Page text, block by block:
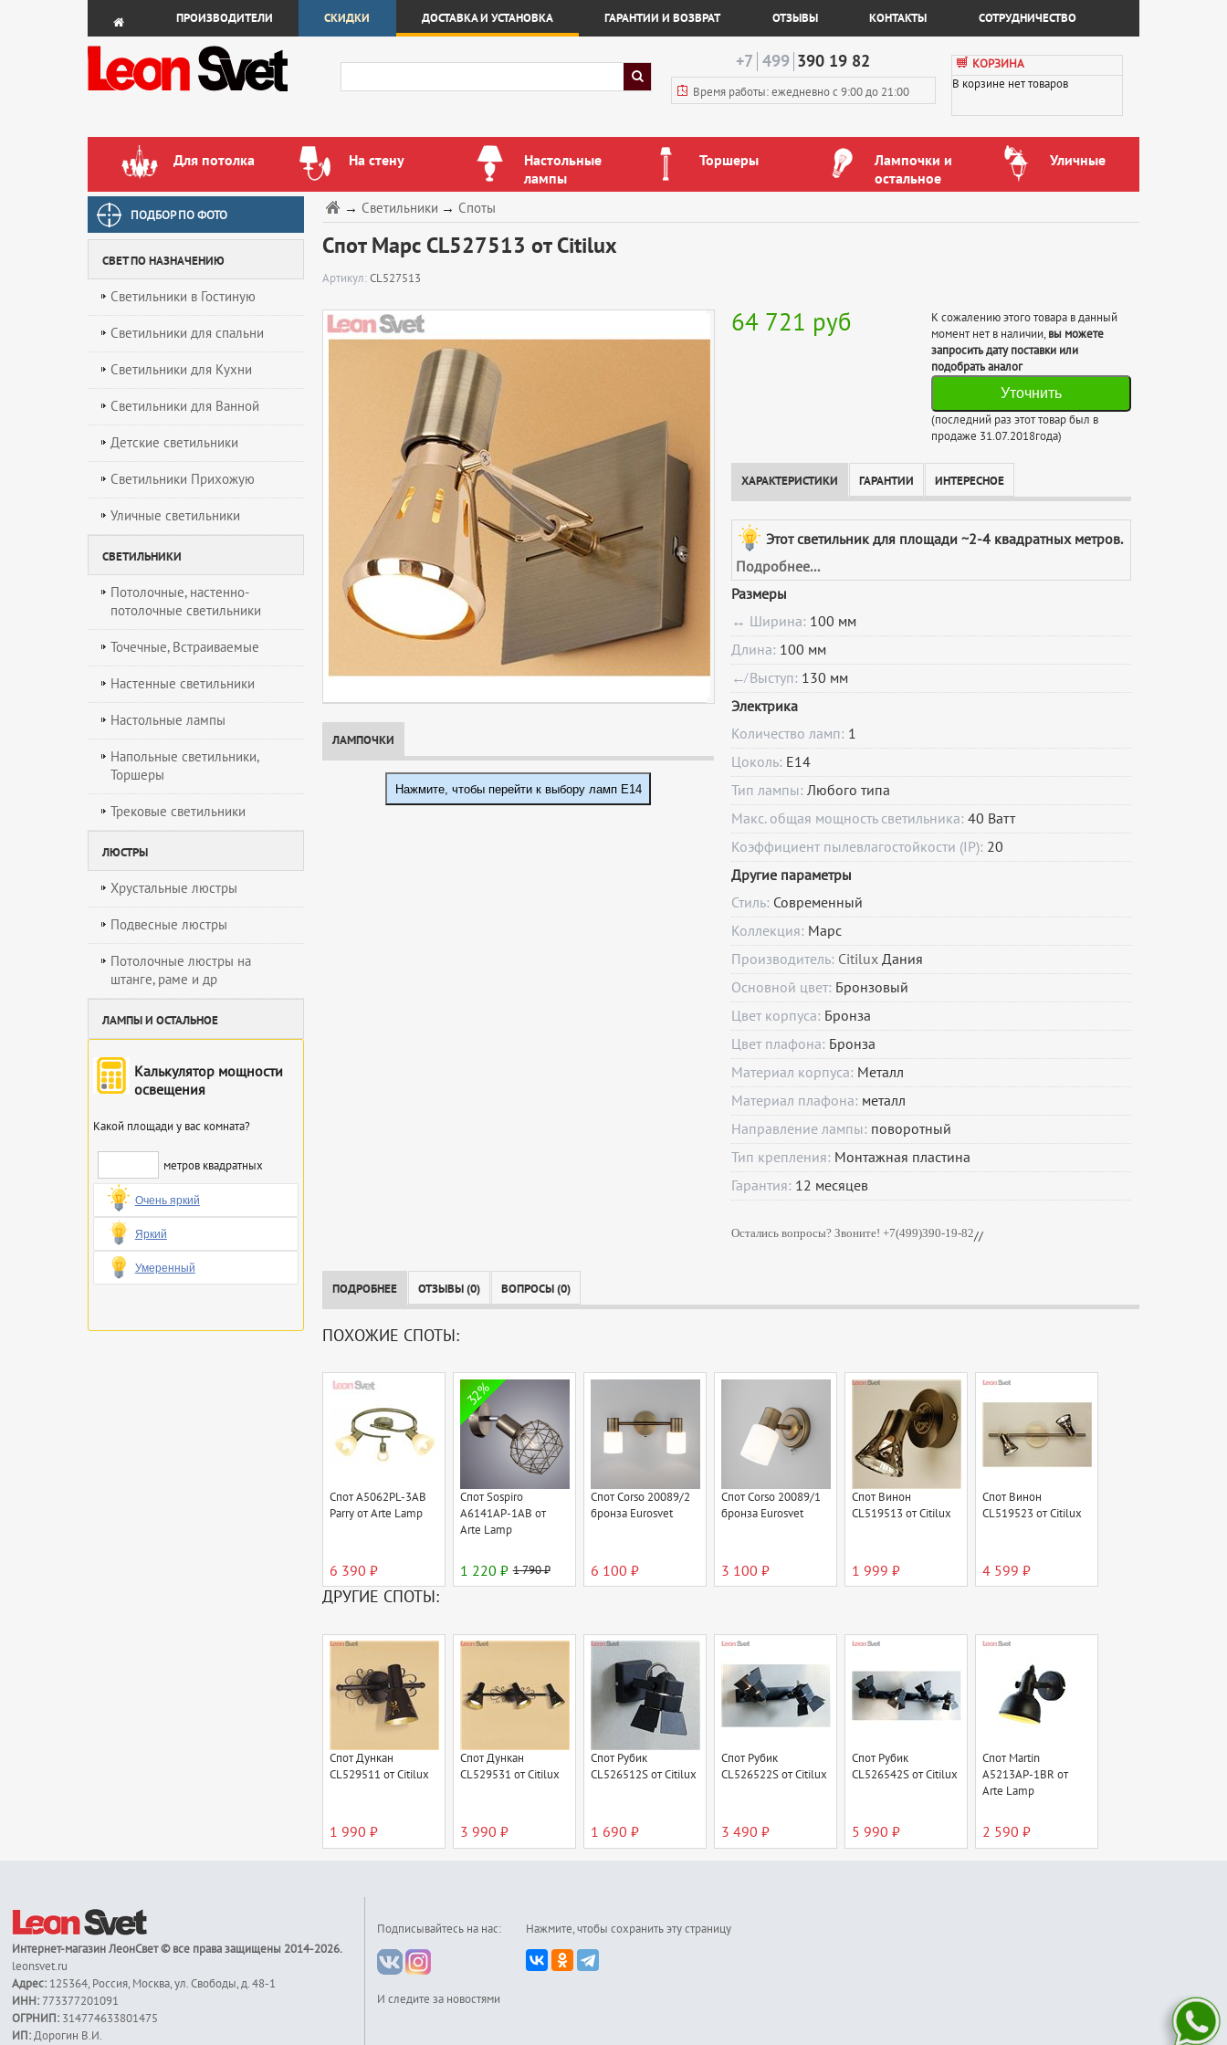
ПРОИЗВОДИТЕЛИ СКИДКИ ДОСТАВКА И УСТАНОВКА ГАРАНТИИ И ВОЗВРАТ ОТЗЫВЫ КОНТАКТЫ СОТРУДНИЧЕСТВО
+7 499 390 19 82
Время работы: ежедневнос 9:00 до 21:00
КОРЗИНА
В корзине нет товаров
Для потолка На стену
Настольные
лампы
Торшеры
Лампочки и
остальное
Уличные
ПОДБОР ПО ФОТО
СВЕТ ПО НАЗНАЧЕНИЮ
Светильники в Гостиную
Светильники для спальни
Светильники для Кухни
Светильники для Ванной
Детские светильники
Светильники Прихожую
Уличные светильники
СВЕТИЛЬНИКИ
Потолочные, настенно-
потолочные светильники
Точечные, Встраиваемые
Настенные светильники
Настольные лампы
Напольные светильники,
Торшеры
Трековые светильники
ЛЮСТРЫ
Хрустальные люстры
Подвесные люстры
Потолочные люстры на
штанге, раме и др
ЛАМПЫ И ОСТАЛЬНОЕ
Калькулятор мощности
освещения
Какой площади у вас комната?
метров квадратных
Очень яркий
Яркий
Умеренный
→ Споты
→ Светильники
Спот Марс CL527513 от Citilux
Артикул:CL527513
ЛАМПОЧКИ
Нажмите, чтобы перейти к выбору ламп E14
64 721 руб
К сожалению этого товара в данный
момент нет в наличии, вы можете
запросить дату поставки или
подобрать аналог
Уточнить
(последний раз этот товар был в
продаже 31.07.2018года)
ХАРАКТЕРИСТИКИ ГАРАНТИИ ИНТЕРЕСНОЕ
Этот светильник для площади ~2-4 квадратных метров.
Подробнее...
Размеры
↔ Ширина: 100 мм
Длина: 100 мм
↚ Выступ: 130 мм
Электрика
Количество ламп: 1
Цоколь: E14
Тип лампы: Любого типа
Макс. общая мощность светильника: 40 Ватт
Коэффициент пылевлагостойкости (IP): 20
Другие параметры
Стиль: Современный
Коллекция: Марс
Производитель: CitiluxДания
Основной цвет: Бронзовый
Цвет корпуса: Бронза
Цвет плафона: Бронза
Материал корпуса: Металл
Материал плафона: металл
Направление лампы: поворотный
Тип крепления: Монтажная пластина
Гарантия: 12 месяцев
Остались вопросы? Звоните! +7(499)390-19-82//
ПОДРОБНЕЕ ОТЗЫВЫ (0) ВОПРОСЫ (0)
ПОХОЖИЕ СПОТЫ:
Спот A5062PL-3AB
Parry от Arte Lamp
6 390 ₽
32%
Спот Sospiro
A6141AP-1AB от
Arte Lamp
1 220 ₽ 1 790 ₽
Спот Corso 20089/2
бронза Eurosvet
6 100 ₽
Спот Corso 20089/1
бронза Eurosvet
3 100 ₽
Спот Винон
CL519513 от Citilux
1 999 ₽
Спот Винон
CL519523 от Citilux
4 599 ₽
ДРУГИЕ СПОТЫ:
Спот Дункан
CL529511 от Citilux
1 990 ₽
Спот Дункан
CL529531 от Citilux
3 990 ₽
Спот Рубик
CL526512S от Citilux
1 690 ₽
Спот Рубик
CL526522S от Citilux
3 490 ₽
Спот Рубик
CL526542S от Citilux
5 990 ₽
Спот Martin
A5213AP-1BR от
Arte Lamp
2 590 ₽
Интернет-магазинЛеонСвет© все права защищены 2014-2026.
leonsvet.ru
Адрес: 125364, Россия, Москва,ул. Свободы, д. 48-1
ИНН:773377201091
ОГРНИП: 314774633801475
ИП:Дорогин В.И.
Подписывайтесь на нас:
И следите за новостями
Нажмите, чтобы сохранить эту страницу